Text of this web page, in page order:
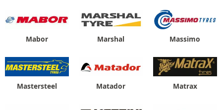
Mabor Marshal Massimo
Mastersteel Matador Matrax